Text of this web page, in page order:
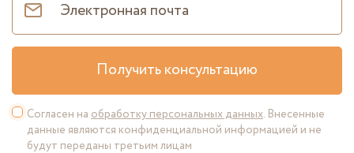
Получить консультацию
Согласен на обработку персональных данных. Внесенные
данные являются конфиденциальной информацией и не
будут переданы третьим лицам